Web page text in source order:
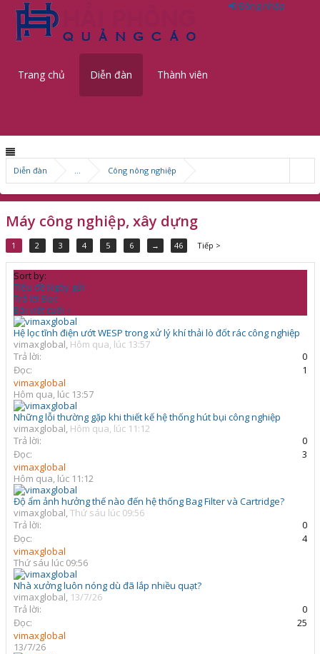
Diễn đàn ... Công nông nghiệp
Máy công nghiệp, xây dựng
1 2 3 4 5 6 → 46 Tiếp >
Sort by:
Tiêu đề Ngày gửi
Trả lời Đọc
Bài viết cuối ↓
Hệ lọc tĩnh điện ướt WESP trong xử lý khí thải lò đốt rác công nghiệp
vimaxglobal, Hôm qua, lúc 13:57
Trả lời:
0
Đọc:
1
vimaxglobal
Hôm qua, lúc 13:57
Những lỗi thường gặp khi thiết kế hệ thống hút bụi công nghiệp
vimaxglobal, Hôm qua, lúc 11:12
Trả lời:
0
Đọc:
3
vimaxglobal
Hôm qua, lúc 11:12
Độ ẩm ảnh hưởng thế nào đến hệ thống Bag Filter và Cartridge?
vimaxglobal,Thứ sáu lúc 09:56
Trả lời:
0
Đọc:
4
vimaxglobal
Thứ sáu lúc 09:56
Nhà xưởng luôn nóng dù đã lắp nhiều quạt?
vimaxglobal, 13/7/26
Trả lời:
0
Đọc:
25
vimaxglobal
13/7/26
Đăng nhập
Trang chủ Diễn đàn Thành viên